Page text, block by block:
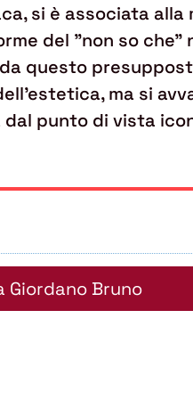
si è associata
del "non so
questo
ma si
punto di vista
Giordano Bruno